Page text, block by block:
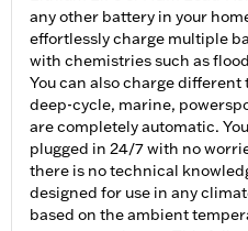
any other battery in your
effortlessly charge multiple
with chemistries such as
You can also charge
deep-cycle, marine,
are completely automatic.
plugged in 24/7 with no
there is no technical
designed for use in any
based on the ambient